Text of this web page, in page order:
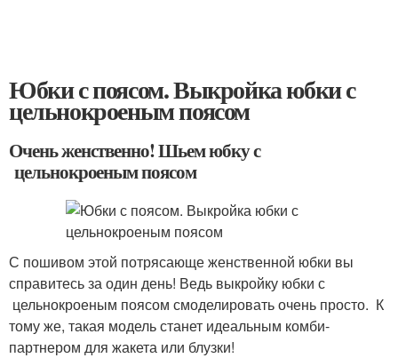
Юбки с поясом. Выкройка юбки с
цельнокроеным поясом
Очень женственно! Шьем юбку с
цельнокроеным поясом
С пошивом этой потрясающе женственной юбки вы
справитесь за один день! Ведь выкройку юбки с
цельнокроеным поясом смоделировать очень просто. К
тому же, такая модель станет идеальным комби-
партнером для жакета или блузки!